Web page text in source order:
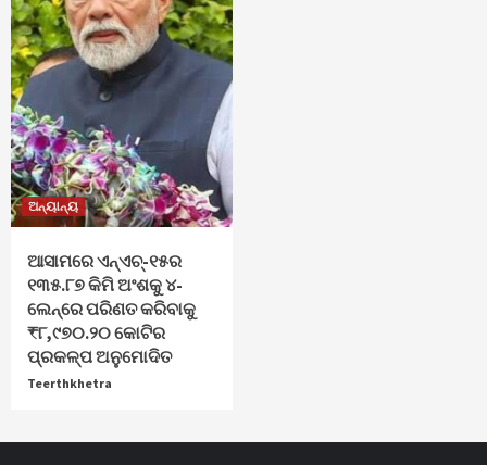
ଅନ୍ୟାନ୍ୟ
ଆସାମରେ ଏନ୍ଏଚ୍-୧୫ର
୧୩୫.୮୭ କିମି ଅଂଶକୁ ୪-
ଲେନ୍‌ରେ ପରିଣତ କରିବାକୁ
₹୮,୯୭୦.୨୦ କୋଟିର
ପ୍ରକଳ୍ପ ଅନୁମୋଦିତ
Teerthkhetra